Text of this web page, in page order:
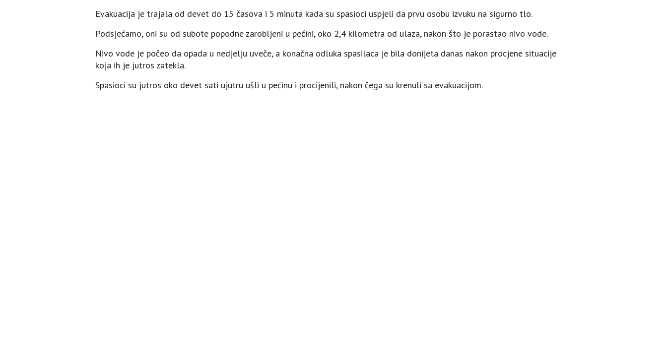
Evakuacija je trajala od devet do 15 časova i 5 minuta kada su spasioci uspjeli da prvu osobu izvuku na sigurno tlo.
Podsjećamo, oni su od subote popodne zarobljeni u pećini, oko 2,4 kilometra od ulaza, nakon što je porastao nivo vode.
Nivo vode je počeo da opada u nedjelju uveče, a konačna odluka spasilaca je bila donijeta danas nakon procjene situacije
koja ih je jutros zatekla.
Spasioci su jutros oko devet sati ujutru ušli u pećinu i procijenili, nakon čega su krenuli sa evakuacijom.